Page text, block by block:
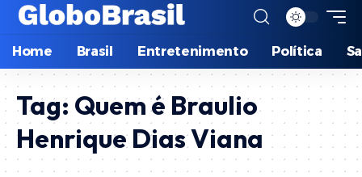
Home Brasil Entretenimento Política
Tag: Quem é Braulio
Henrique Dias Viana